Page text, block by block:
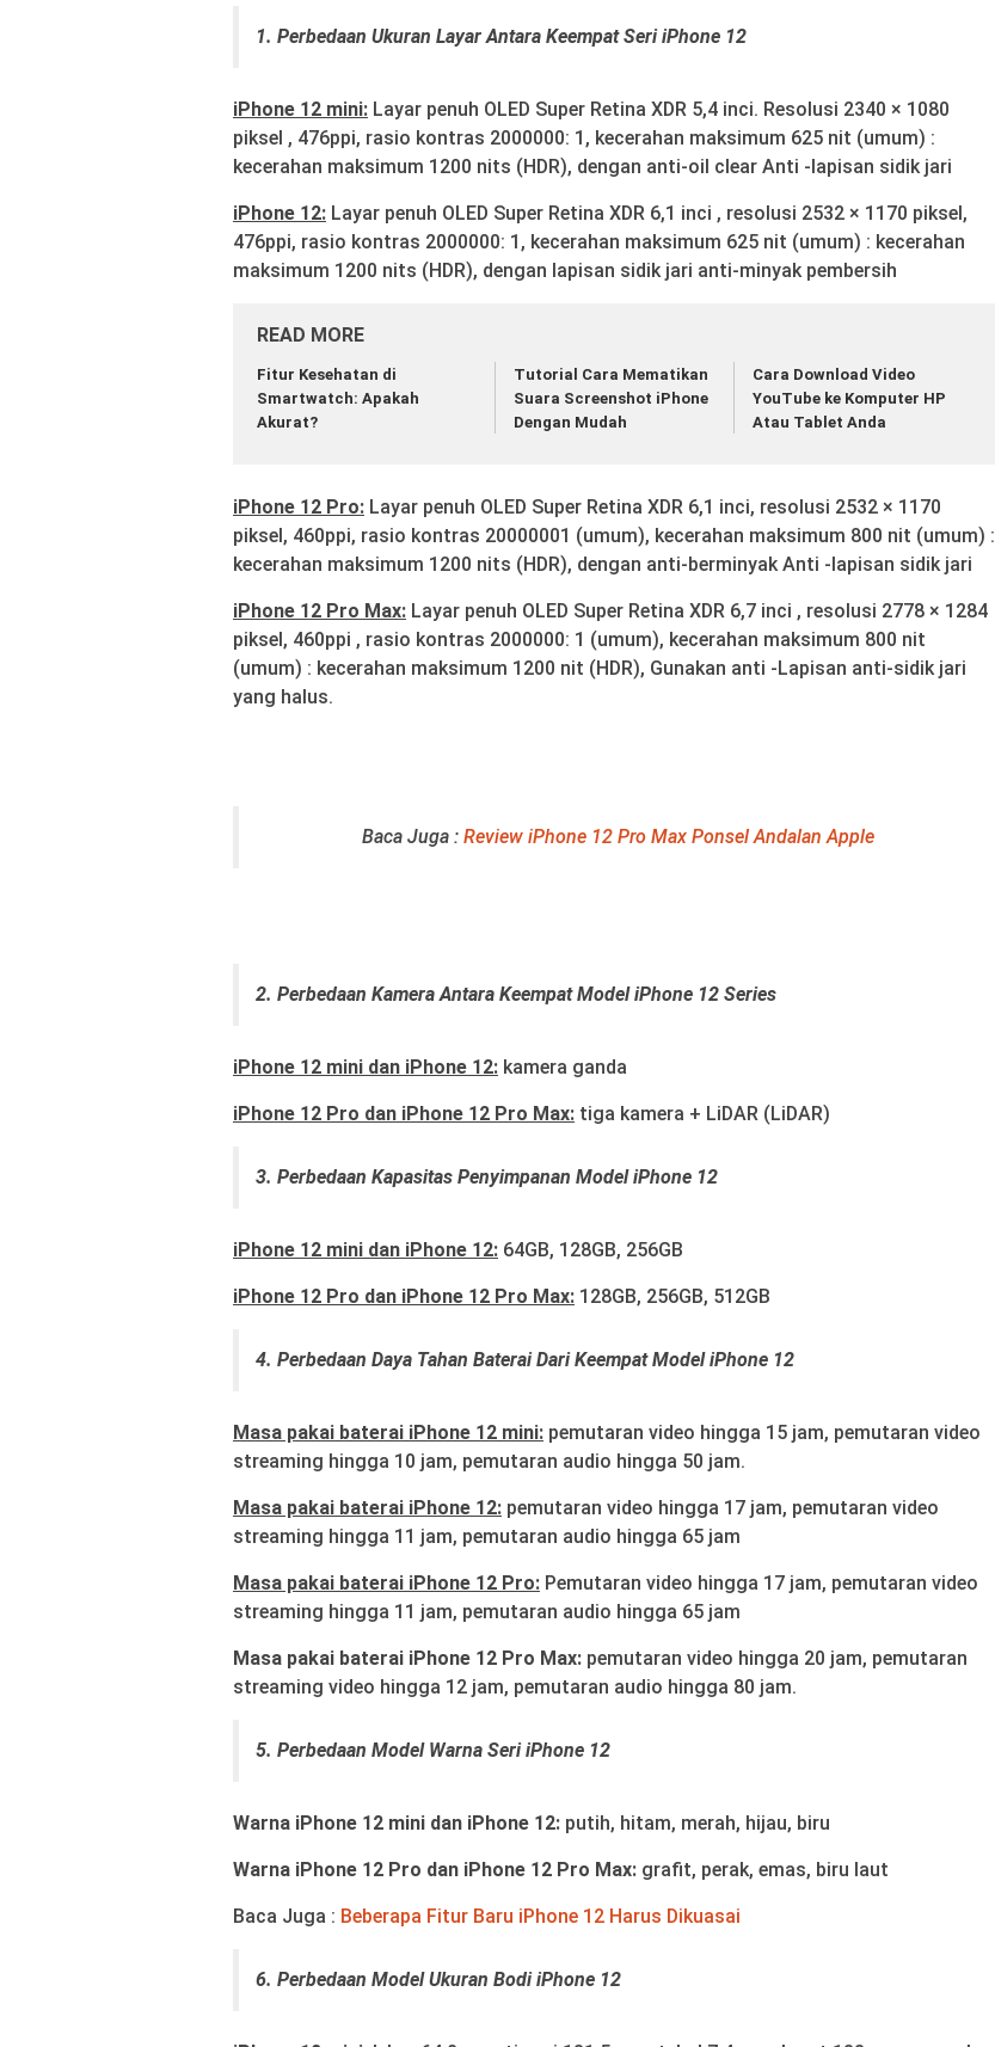
1. Perbedaan Ukuran Layar Antara Keempat Seri iPhone 12
iPhone 12 mini: Layar penuh OLED Super Retina XDR 5,4 inci. Resolusi 2340 × 1080
piksel , 476ppi, rasio kontras 2000000: 1, kecerahan maksimum 625 nit (umum) :
kecerahan maksimum 1200 nits (HDR), dengan anti-oil clear Anti -lapisan sidik jari
iPhone 12: Layar penuh OLED Super Retina XDR 6,1 inci , resolusi 2532 × 1170 piksel,
476ppi, rasio kontras 2000000: 1, kecerahan maksimum 625 nit (umum) : kecerahan
maksimum 1200 nits (HDR), dengan lapisan sidik jari anti-minyak pembersih
READ MORE
Fitur Kesehatan di
Smartwatch: Apakah
Akurat?
Tutorial Cara Mematikan
Suara Screenshot iPhone
Dengan Mudah
Cara Download Video
YouTube ke Komputer HP
Atau Tablet Anda
iPhone 12 Pro: Layar penuh OLED Super Retina XDR 6,1 inci, resolusi 2532 × 1170
piksel, 460ppi, rasio kontras 20000001 (umum), kecerahan maksimum 800 nit (umum) :
kecerahan maksimum 1200 nits (HDR), dengan anti-berminyak Anti -lapisan sidik jari
iPhone 12 Pro Max: Layar penuh OLED Super Retina XDR 6,7 inci , resolusi 2778 × 1284
piksel, 460ppi , rasio kontras 2000000: 1 (umum), kecerahan maksimum 800 nit
(umum) : kecerahan maksimum 1200 nit (HDR), Gunakan anti -Lapisan anti-sidik jari
yang halus.
Baca Juga :Review iPhone 12 Pro Max Ponsel Andalan Apple
2. Perbedaan Kamera Antara Keempat Model iPhone 12 Series
iPhone 12 mini dan iPhone 12: kamera ganda
iPhone 12 Pro dan iPhone 12 Pro Max: tiga kamera + LiDAR (LiDAR)
3. Perbedaan Kapasitas Penyimpanan Model iPhone 12
iPhone 12 mini dan iPhone 12: 64GB, 128GB, 256GB
iPhone 12 Pro dan iPhone 12 Pro Max: 128GB, 256GB, 512GB
4. Perbedaan Daya Tahan Baterai Dari Keempat Model iPhone 12
Masa pakai baterai iPhone 12 mini: pemutaran video hingga 15 jam, pemutaran video
streaming hingga 10 jam, pemutaran audio hingga 50 jam.
Masa pakai baterai iPhone 12: pemutaran video hingga 17 jam, pemutaran video
streaming hingga 11 jam, pemutaran audio hingga 65 jam
Masa pakai baterai iPhone 12 Pro: Pemutaran video hingga 17 jam, pemutaran video
streaming hingga 11 jam, pemutaran audio hingga 65 jam
Masa pakai baterai iPhone 12 Pro Max: pemutaran video hingga 20 jam, pemutaran
streaming video hingga 12 jam, pemutaran audio hingga 80 jam.
5. Perbedaan Model Warna Seri iPhone 12
Warna iPhone 12 mini dan iPhone 12: putih, hitam, merah, hijau, biru
Warna iPhone 12 Pro dan iPhone 12 Pro Max: grafit, perak, emas, biru laut
Baca Juga : Beberapa Fitur Baru iPhone 12 Harus Dikuasai
6. Perbedaan Model Ukuran Bodi iPhone 12